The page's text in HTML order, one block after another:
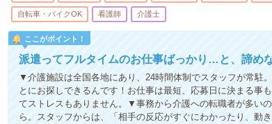
自転車・バイクOK 看護師 介護士
ここがポイント！
派遣ってフルタイムのお仕事ばっかり…と、諦め
▼介護施設は全国各地にあり、24時間体制でスタッフが常駐
とにお探しできるんです！お仕事は最短、応募日に決まる事
てストレスもありません。▼事務から介護への転職者が多い
ら。スタッフからは、「相手の反応がすぐにわかったり、動